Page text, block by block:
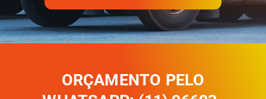
ORÇAMENTO PELO